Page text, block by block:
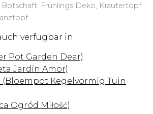
Frühlings Deko, Kräutertopf,
verfügbar in:
Pot Garden Dear)
Jardín Amor)
Kegelvormig Tuin
Ogród Miłość)